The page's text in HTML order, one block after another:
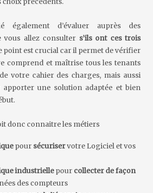
également d’évaluer auprès des
vous allez consulter s’ils ont ces trois
point est crucial car il permet de vérifier
comprend et maîtrise tous les tenants
votre cahier des charges, mais aussi
apporter une solution adaptée et bien
donc connaitre les métiers
pour sécuriservotre Logiciel et vos
industriellepour collecter de façon
des compteurs